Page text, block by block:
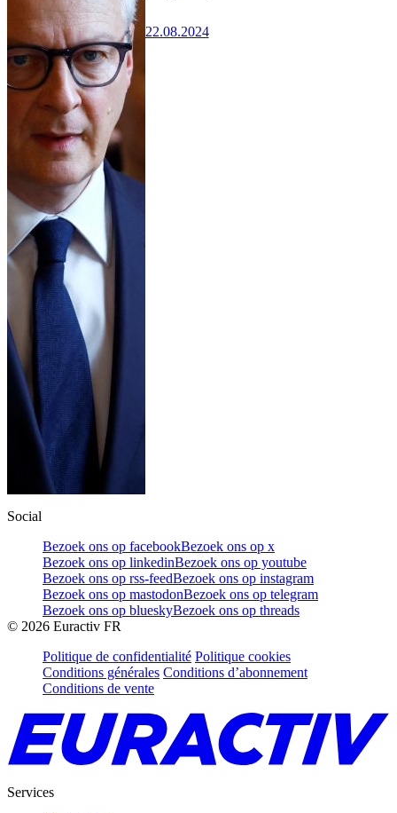
22.08.2024
Social
Bezoek ons op facebookBezoek ons op x
Bezoek ons op linkedinBezoek ons op youtube
Bezoek ons op rss-feedBezoek ons op instagram
Bezoek ons op mastodonBezoek ons op telegram
Bezoek ons op blueskyBezoek ons op threads
© 2026 Euractiv FR
Politique de confidentialité Politique cookies
Conditions générales Conditions d’abonnement
Conditions de vente
Services